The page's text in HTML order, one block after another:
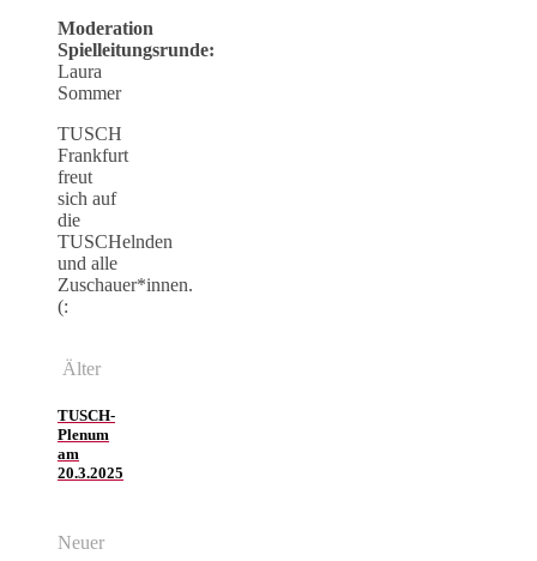
Moderation
Spielleitungsrunde:
Laura
Sommer
TUSCH
Frankfurt
freut
sich auf
die
TUSCHelnden
und alle
Zuschauer*innen.
(:
Älter
TUSCH-
Plenum
am
20.3.2025
Neuer